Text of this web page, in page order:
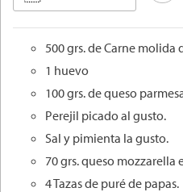
500 grs. de Carne molida
1 huevo
100 grs. de queso
Perejil picado al gusto.
Sal y pimienta la gusto.
70 grs. queso mozzarella
4 Tazas de puré de papas.